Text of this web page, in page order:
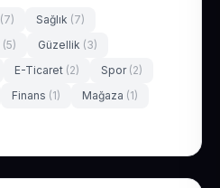
(7) Sağlık (7)
(5) Güzellik (3)
E-Ticaret (2) Spor (2)
Finans (1) Mağaza (1)